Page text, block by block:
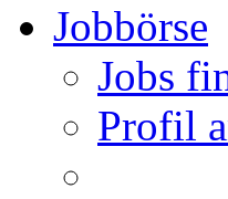
Jobbörse
Jobs
Profil